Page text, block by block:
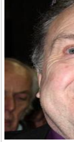
Elizabeth II của
Ngày 6-2 năm
quả bóng gôn và
hạ cánh trong
cho đến ngày nay.
Ngày 6-2 năm
của Israel.
Ngày 6-2 năm
Elizabeth II đánh